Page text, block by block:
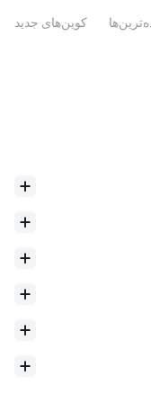
کوین‌های جدید